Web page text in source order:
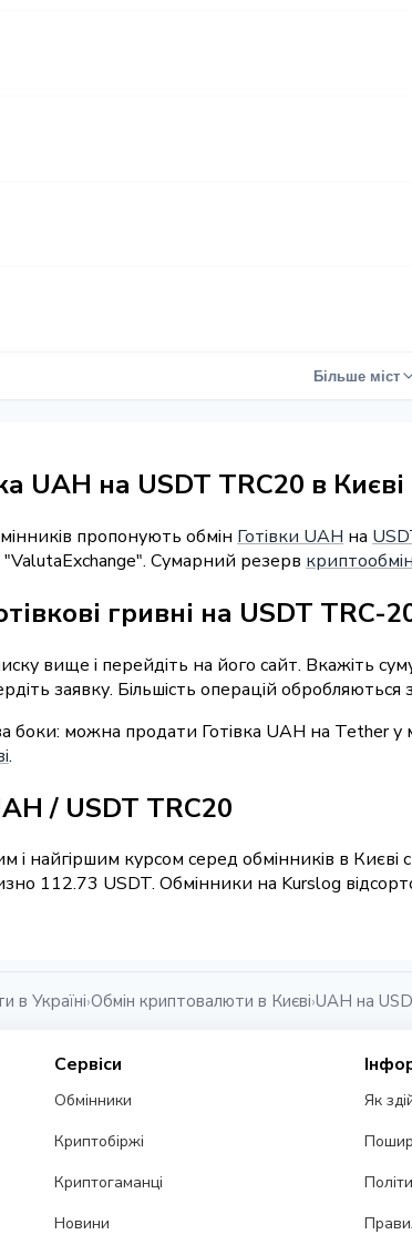
Більше міст
UAH на USDT TRC20 в Києві
пропонують обмін Готівки UAH на
Сумарний резерв
гривні на USDT TRC-
вище і перейдіть на його сайт. Вкажіть
заявку. Більшість операцій
боки: можна продати Готівка UAH на Tether у
.
/ USDT TRC20
і найгіршим курсом серед обмінників в
112.73 USDT. Обмінники на Kurslog
в Україні›Обмін криптовалюти в Києві›UAH на
Сервіси
Обмінники
Криптобіржі
Криптогаманці
Новини
Як